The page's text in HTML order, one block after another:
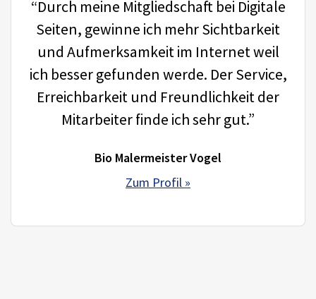
“Durch meine Mitgliedschaft bei Digitale
Seiten, gewinne ich mehr Sichtbarkeit
und Aufmerksamkeit im Internet weil
ich besser gefunden werde. Der Service,
Erreichbarkeit und Freundlichkeit der
Mitarbeiter finde ich sehr gut.”
Bio Malermeister Vogel
Zum Profil »